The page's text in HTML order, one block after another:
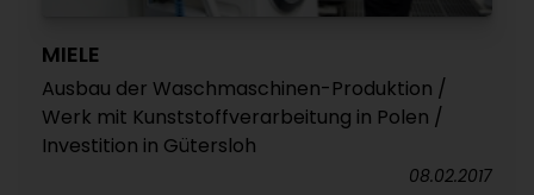
MIELE
Ausbau der Waschmaschinen-Produktion /
Werk mit Kunststoffverarbeitung in Polen /
Investition in Gütersloh
08.02.2017